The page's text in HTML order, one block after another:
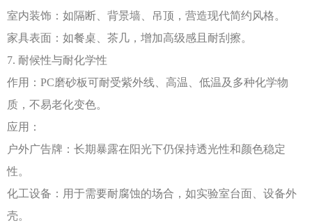
室内装饰：如隔断、背景墙、吊顶，营造现代简约风格。
家具表面：如餐桌、茶几，增加高级感且耐刮擦。
7. 耐候性与耐化学性
作用： PC磨砂板可耐受紫外线、高温、低温及多种化学物
质，不易老化变色。
应用：
户外广告牌：长期暴露在阳光下仍保持透光性和颜色稳定
性。
化工设备：用于需要耐腐蚀的场合，如实验室台面、设备外
壳。